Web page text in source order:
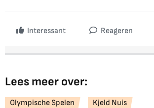
Interessant Reageren
Lees meer over:
Olympische Spelen Kjeld Nuis